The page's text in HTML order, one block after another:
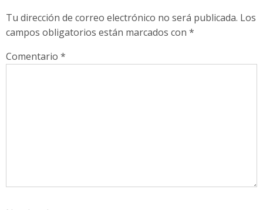
Tu dirección de correo electrónico no será publicada. Los
campos obligatorios están marcados con *
Comentario *